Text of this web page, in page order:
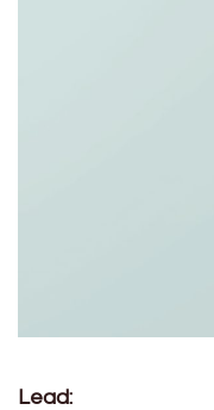
Lead: